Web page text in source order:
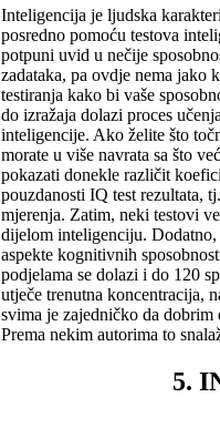
Inteligencija je ljudska
posredno pomoću testova
potpuni uvid u nečije
zadataka, pa ovdje nema jako
testiranja kako bi vaše
do izražaja dolazi proces
inteligencije. Ako želite što
morate u više navrata sa što
pokazati donekle različit
pouzdanosti IQ test rezultata,
mjerenja. Zatim, neki testovi
dijelom inteligenciju. Dodatno,
aspekte kognitivnih
podjelama se dolazi i do 120
utječe trenutna koncentracija,
svima je zajedničko da dobrim
Prema nekim autorima to
5.